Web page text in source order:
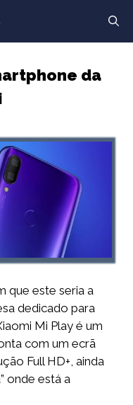
da
que este seria a
dedicado para
Mi Play é um
com um ecrã
Full HD+, ainda
onde está a